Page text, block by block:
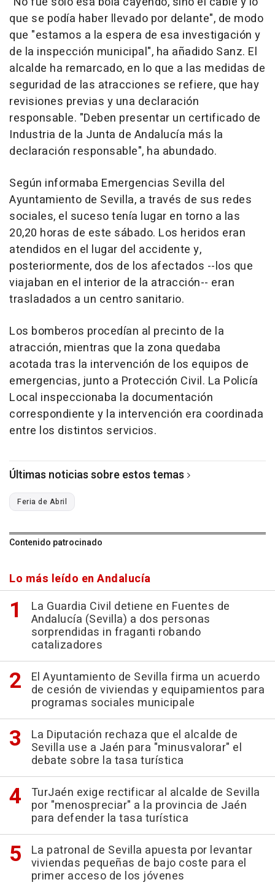
que se podía haber llevado por delante", de modo
que "estamos a la espera de esa investigación y
de la inspección municipal", ha añadido Sanz. El
alcalde ha remarcado, en lo que a las medidas de
seguridad de las atracciones se refiere, que hay
revisiones previas y una declaración
responsable. "Deben presentar un certificado de
Industria de la Junta de Andalucía más la
declaración responsable", ha abundado.
Según informaba Emergencias Sevilla del
Ayuntamiento de Sevilla, a través de sus redes
sociales, el suceso tenía lugar en torno a las
20,20 horas de este sábado. Los heridos eran
atendidos en el lugar del accidente y,
posteriormente, dos de los afectados --los que
viajaban en el interior de la atracción-- eran
trasladados a un centro sanitario.
Los bomberos procedían al precinto de la
atracción, mientras que la zona quedaba
acotada tras la intervención de los equipos de
emergencias, junto a Protección Civil. La Policía
Local inspeccionaba la documentación
correspondiente y la intervención era coordinada
entre los distintos servicios.
Últimas noticias sobre estos temas
Feria de Abril
Contenido patrocinado
Lo más leído en Andalucía
La Guardia Civil detiene en Fuentes de
Andalucía (Sevilla) a dos personas
sorprendidas in fraganti robando
catalizadores
El Ayuntamiento de Sevilla firma un acuerdo
de cesión de viviendas y equipamientos para
programas sociales municipale
La Diputación rechaza que el alcalde de
Sevilla use a Jaén para "minusvalorar" el
debate sobre la tasa turística
TurJaén exige rectificar al alcalde de Sevilla
por "menospreciar" a la provincia de Jaén
para defender la tasa turística
La patronal de Sevilla apuesta por levantar
viviendas pequeñas de bajo coste para el
primer acceso de los jóvenes